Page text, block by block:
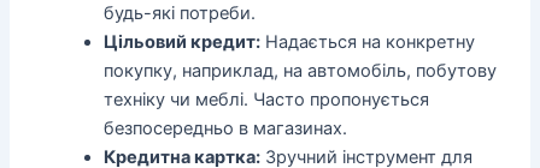
будь-які потреби.
Цільовий кредит: Надається на конкретну
покупку, наприклад, на автомобіль, побутову
техніку чи меблі. Часто пропонується
безпосередньо в магазинах.
Кредитна картка: Зручний інструмент для